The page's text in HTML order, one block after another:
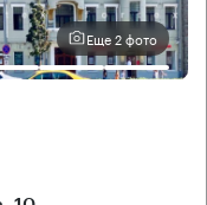
Еще 2 фото